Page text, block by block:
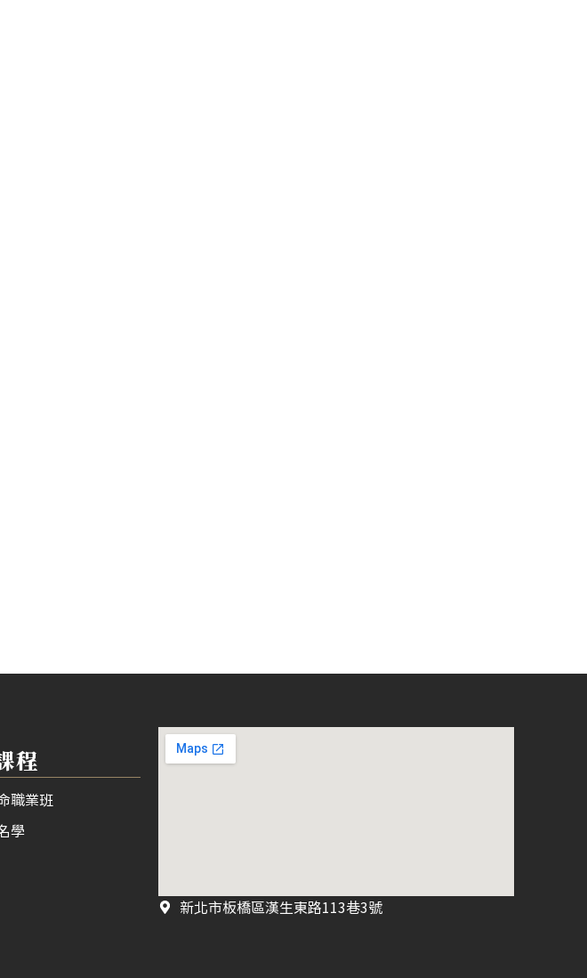
程
職業班
學
新北市板橋區漢生東路113巷3號